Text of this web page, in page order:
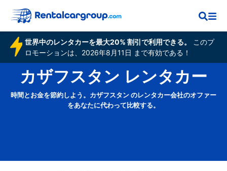
世界中のレンタカーを最大20% 割引で利用できる。
このプ
ロモーションは、2026年8月11日 まで有効である！
カザフスタン レンタカー
時間とお金を節約しよう。カザフスタン のレンタカー会社のオファー
をあなたに代わって比較する。